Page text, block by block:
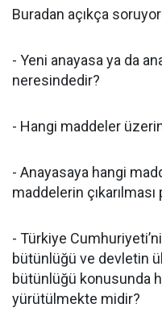
Buradan açıkça
- Yeni anayasa ya da
neresindedir?
- Hangi maddeler
- Anayasaya hangi
maddelerin
- Türkiye
bütünlüğü ve devletin
bütünlüğü konusunda
yürütülmekte midir?